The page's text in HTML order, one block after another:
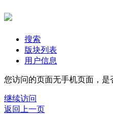
搜索
版块列表
用户信息
您访问的页面无手机页面，是
继续访问
返回上一页